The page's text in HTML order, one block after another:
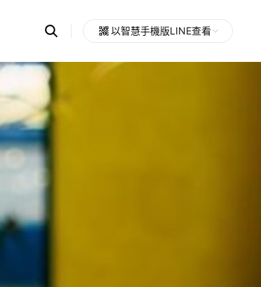
Search
OpenChats
messages
search
area
以智慧手機版LINE查看